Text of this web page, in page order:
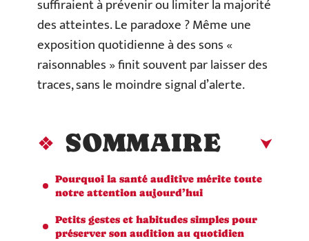
suffiraient à prévenir ou limiter la majorité
des atteintes. Le paradoxe ? Même une
exposition quotidienne à des sons «
raisonnables » finit souvent par laisser des
traces, sans le moindre signal d’alerte.
SOMMAIRE
Pourquoi la santé auditive mérite toute
notre attention aujourd’hui
Petits gestes et habitudes simples pour
préserver son audition au quotidien